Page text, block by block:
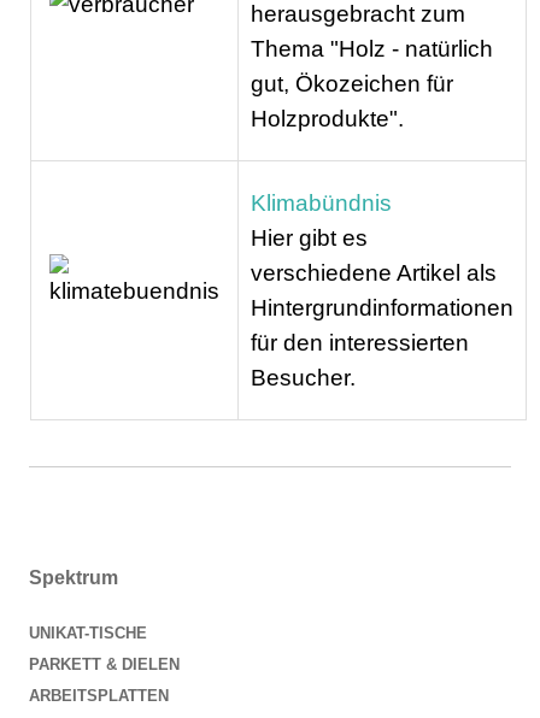
herausgebracht zum
Thema "Holz - natürlich
gut, Ökozeichen für
Holzprodukte".
Klimabündnis
Hier gibt es
verschiedene Artikel als
Hintergrundinformationen
für den interessierten
Besucher.
Spektrum
UNIKAT-TISCHE
PARKETT & DIELEN
ARBEITSPLATTEN